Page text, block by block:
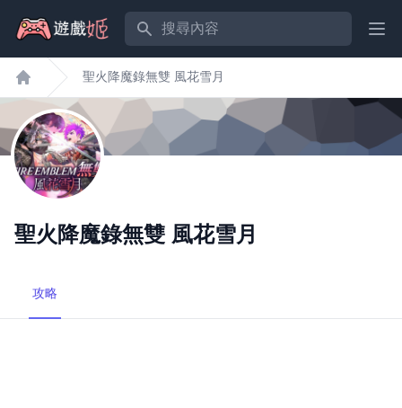
搜尋內容
遊戲姬首頁
聖火降魔錄無雙 風花雪月
聖火降魔錄無雙 風花雪月
攻略